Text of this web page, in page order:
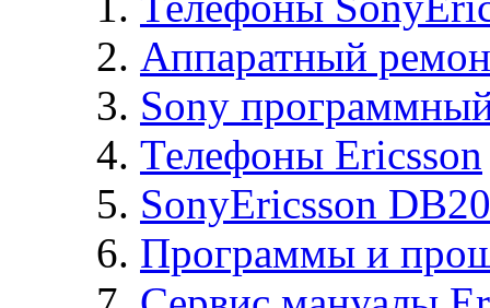
Аппаратный
Sony
Телефоны Ericsson
SonyEricsson
Программы и